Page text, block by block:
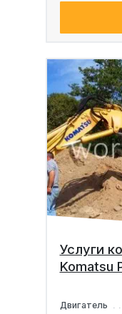
Услуги
Komatsu
Двигатель